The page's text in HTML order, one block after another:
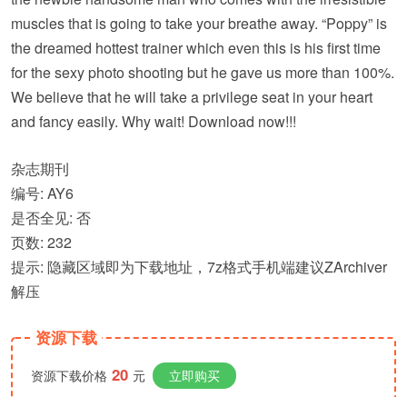
muscles that is going to take your breathe away. “Poppy” is
the dreamed hottest trainer which even this is his first time
for the sexy photo shooting but he gave us more than 100%.
We believe that he will take a privilege seat in your heart
and fancy easily. Why wait! Download now!!!
杂志期刊
编号: AY6
是否全见: 否
页数: 232
提示: 隐藏区域即为下载地址，7z格式手机端建议ZArchiver
解压
资源下载
资源下载价格 20 元 立即购买